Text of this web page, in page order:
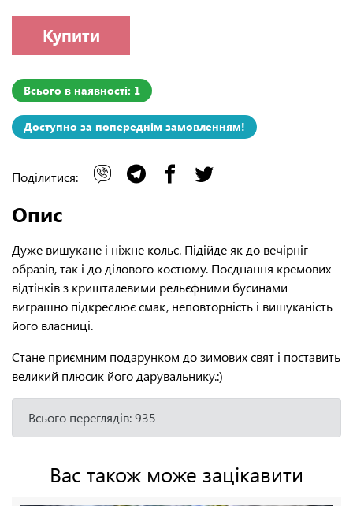
Купити
Всього в наявності: 1
Доступно за попереднім замовленням!
Поділитися:
Опис
Дуже вишукане і ніжне кольє. Підійде як до вечірніг
образів, так і до ділового костюму. Поєднання кремових
відтінків з кришталевими рельєфними бусинами
виграшно підкреслює смак, неповторність і вишуканість
його власниці.
Стане приємним подарунком до зимових свят і поставить
великий плюсик його дарувальнику.:)
Всього переглядів: 935
Вас також може зацікавити